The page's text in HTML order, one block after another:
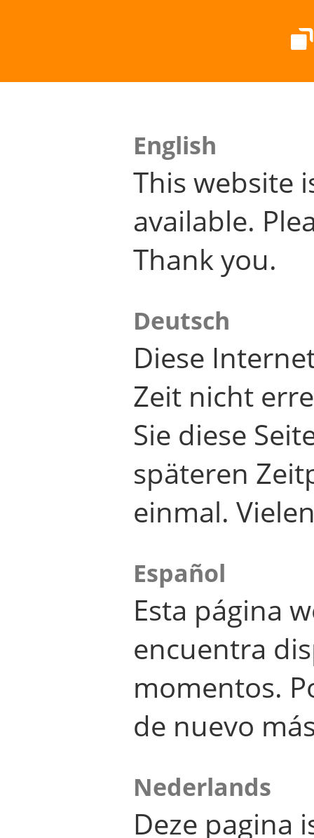
English
This website
available.
Thank you.
Deutsch
Diese
Zeit nicht
Sie diese
späteren
einmal.
Español
Esta página
encuentra
momentos.
de nuevo
Nederlands
Deze pagina